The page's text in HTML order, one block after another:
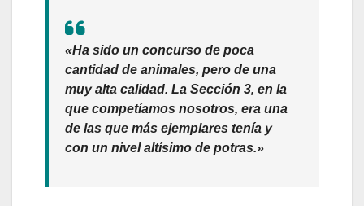
«Ha sido un concurso de poca
cantidad de animales, pero de una
muy alta calidad. La Sección 3, en la
que competíamos nosotros, era una
de las que más ejemplares tenía y
con un nivel altísimo de potras.»